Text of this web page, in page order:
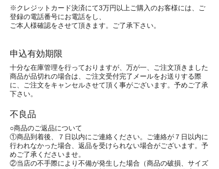
※クレジットカード決済にて3万円以上ご購入のお客様には、ご
登録の電話番号にお電話をし、
ご本人様確認をさせて頂きます。ご了承下さい。
申込有効期限
十分な在庫管理を行っておりますが、万が一、ご注文頂きました
商品が品切れの場合は、ご注文受付完了メールをお送りする際
に、ご注文をキャンセルさせて頂く事がございます。予めご了承
下さい。
不良品
○商品のご返品について
①商品到着後、７日以内にご連絡ください。ご連絡が７日以内に
行われなかった場合、返品を受けられない場合がございます。予
めご了承くださいませ。
②当店の不手際により不備が発生した場合（商品の破損、サイズ